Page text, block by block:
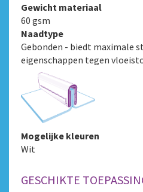
Gewicht materiaal
60 gsm
Naadtype
Gebonden - biedt maximale
eigenschappen tegen
Mogelijke kleuren
Wit
GESCHIKTE